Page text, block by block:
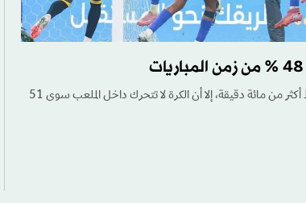
تستغرق مباراة الدوري السعودي للمحترفين في المتوسط أكثر من مائة دقيقة، إلا أن الكرة لا تتحرك داخل الملعب سوى 51